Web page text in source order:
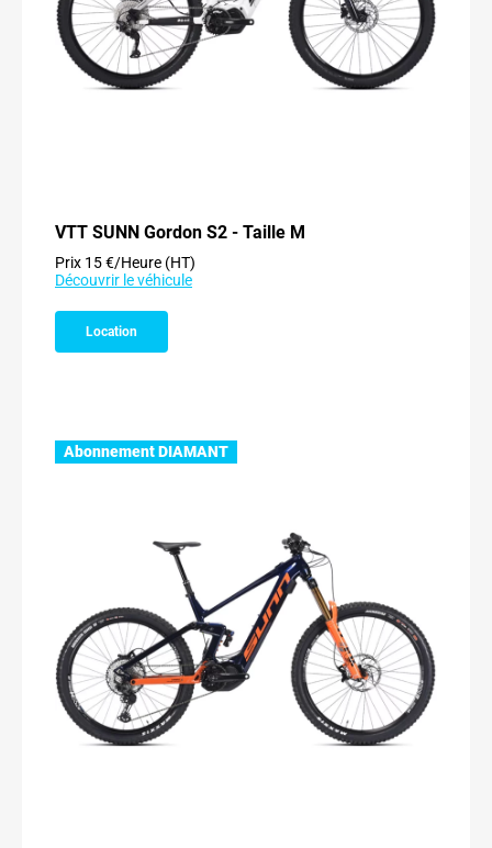
VTT SUNN Gordon S2 - Taille M
Prix 15 €/Heure (HT)
Découvrir le véhicule
Location
Abonnement DIAMANT